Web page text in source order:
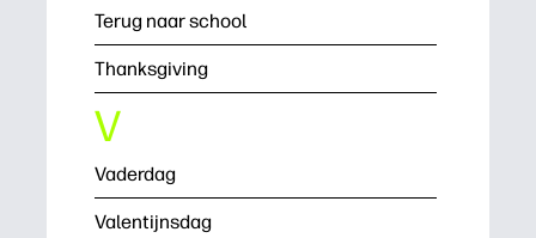
Terug naar school
Thanksgiving
V
Vaderdag
Valentijnsdag